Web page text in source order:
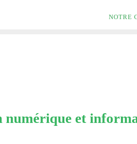
NOTRE
et